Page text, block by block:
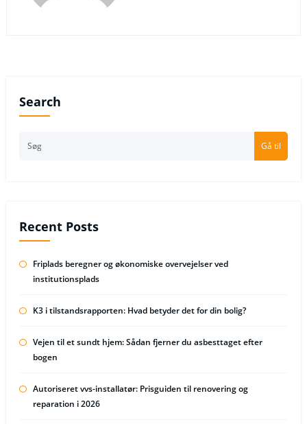
Search
Gå til
Recent Posts
Friplads beregner og økonomiske overvejelser ved
institutionsplads
K3 i tilstandsrapporten: Hvad betyder det for din bolig?
Vejen til et sundt hjem: Sådan fjerner du asbesttaget efter
bogen
Autoriseret vvs-installatør: Prisguiden til renovering og
reparation i 2026